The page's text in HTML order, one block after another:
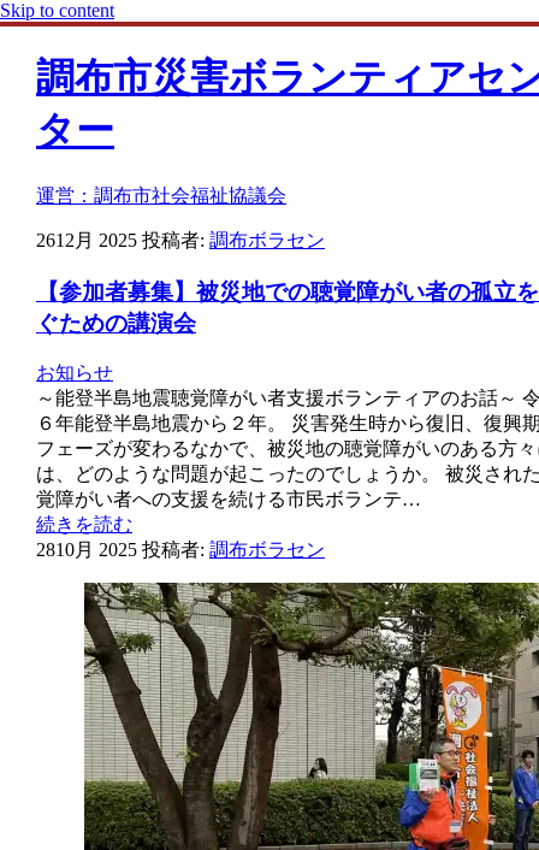
Skip to content
調布市災害ボランティアセ
ター
運営：調布市社会福祉協議会
2612月 2025 投稿者: 調布ボラセン
【参加者募集】被災地での聴覚障がい者の孤立
ぐための講演会
お知らせ
～能登半島地震聴覚障がい者支援ボランティアのお話～
６年能登半島地震から２年。 災害発生時から復旧、復興
フェーズが変わるなかで、被災地の聴覚障がいのある方
は、どのような問題が起こったのでしょうか。 被災され
覚障がい者への支援を続ける市民ボランテ…
続きを読む
2810月 2025 投稿者: 調布ボラセン